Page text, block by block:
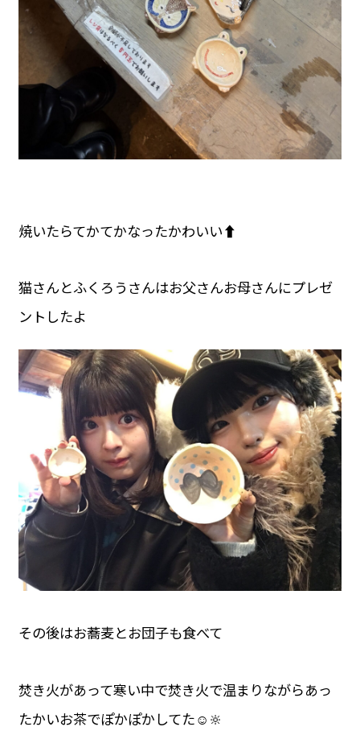
焼いたらてかてかなったかわいい⬆️
猫さんとふくろうさんはお父さんお母さんにプレゼ
ントしたよ
その後はお蕎麦とお団子も食べて
焚き火があって寒い中で焚き火で温まりながらあっ
たかいお茶でぽかぽかしてた☺️🔆